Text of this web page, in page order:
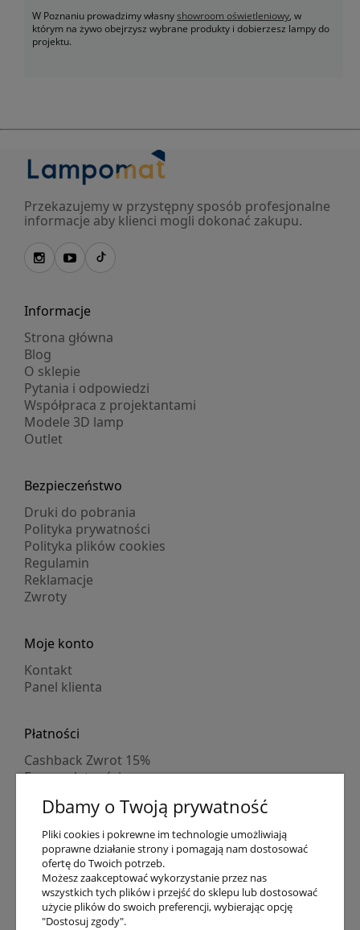
W Poznaniu prowadzimy własnyshowroom oświetleniowy, w
którym na żywo obejrzysz wybrane produkty i dobierzesz lampy do
projektu.
Przekazujemy w przystępny sposób profesjonalne
informacje aby klienci mogli dokonać zakupu.
Informacje
Strona główna
Blog
O sklepie
Pytania i odpowiedzi
Współpraca z projektantami
Modele 3D lamp
Outlet
Bezpieczeństwo
Druki do pobrania
Polityka prywatności
Polityka plików cookies
Regulamin
Reklamacje
Zwroty
Moje konto
Kontakt
Panel klienta
Płatności
Cashback Zwrot 15%
Formy płatności
Numer konta
PayPo kupujesz, nie płacisz
Progi rabatowe
Promocje
Dostawa
Dbamy o Twoją prywatność
Pliki cookies i pokrewne im technologie umożliwiają
poprawne działanie strony i pomagają nam dostosować
ofertę do Twoich potrzeb.
Możesz zaakceptować wykorzystanie przez nas
wszystkich tych plików i przejść do sklepu lub dostosować
użycie plików do swoich preferencji, wybierając opcję
"Dostosuj zgody".